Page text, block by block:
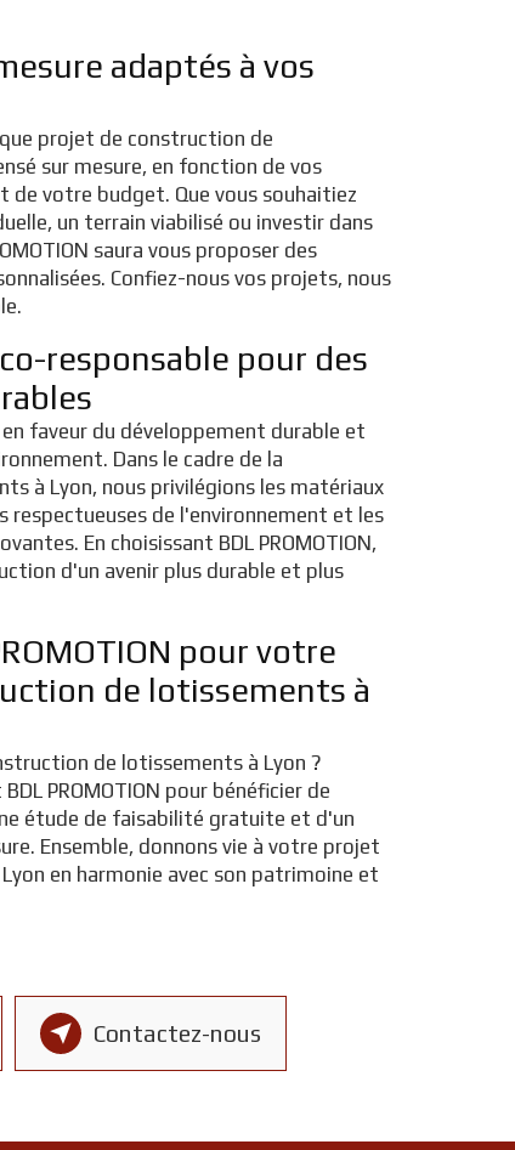
adaptés à vos
projet de construction de
sur mesure, en fonction de vos
de votre budget. Que vous souhaitiez
un terrain viabilisé ou investir dans
saura vous proposer des
Confiez-nous vos projets, nous
responsable pour des
en faveur du développement durable et
Dans le cadre de la
à Lyon, nous privilégions les matériaux
respectueuses de l'environnement et les
En choisissant BDL PROMOTION,
d'un avenir plus durable et plus
pour votre
de lotissements à
de lotissements à Lyon ?
PROMOTION pour bénéficier de
étude de faisabilité gratuite et d'un
Ensemble, donnons vie à votre projet
en harmonie avec son patrimoine et
Contactez-nous